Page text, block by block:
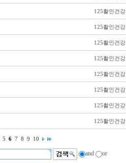
125활인건강
125활인건강
125활인건강
125활인건강
125활인건강
125활인건강
125활인건강
125활인건강
5 6 7 8 9 10
and or